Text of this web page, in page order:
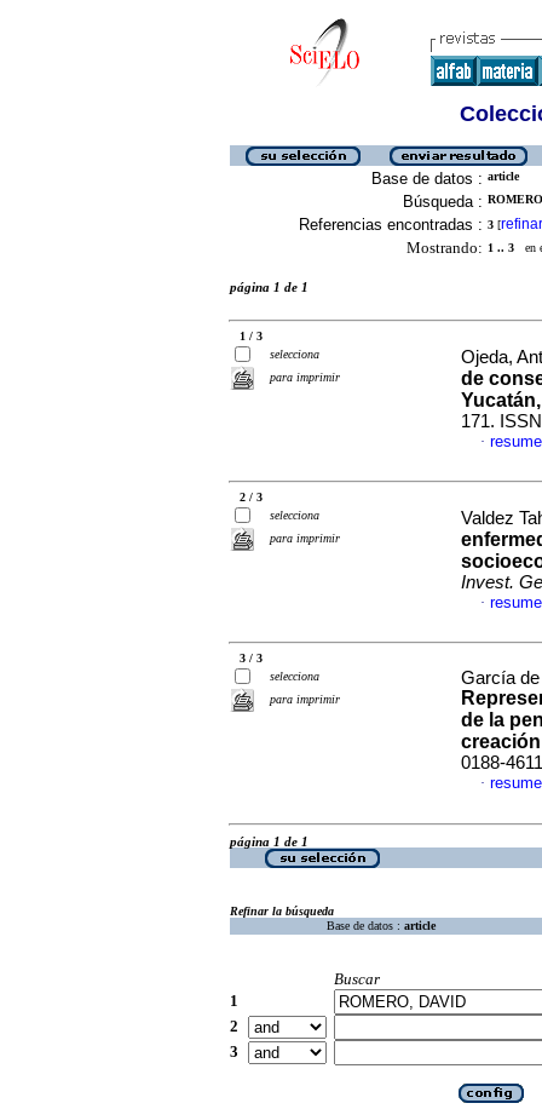
Base de datos : article
Búsqueda :
Referencias encontradas : 3 [refinar
Mostrando: 1 .. 3 en
página 1 de 1
1 / 3
selecciona
para imprimir
Ojeda,
de
171.
·
2 / 3
selecciona
para imprimir
Valdez
Invest.
·
3 / 3
selecciona
para imprimir
García
de la
0188-4611
·
página 1 de 1
Refinar la búsqueda
Base de datos : article
Buscar
1
2
3